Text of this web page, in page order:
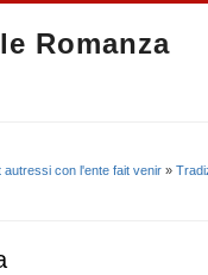
Romanza
autressi con l'ente fait venir »